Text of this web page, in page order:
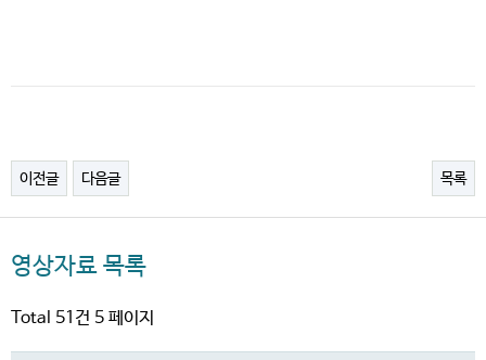
이전글 다음글 목록
영상자료 목록
Total 51건 5 페이지